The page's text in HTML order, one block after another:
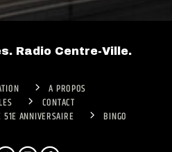
Radio Centre-Ville.
A PROPOS
CONTACT
51E ANNIVERSAIRE BINGO